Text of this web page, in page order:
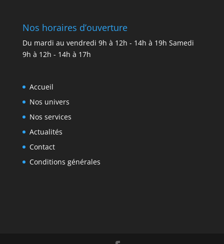
Nos horaires d’ouverture
Du mardi au vendredi 9h à 12h - 14h à 19h Samedi
9h à 12h - 14h à 17h
Accueil
Nos univers
Nos services
Actualités
Contact
Conditions générales